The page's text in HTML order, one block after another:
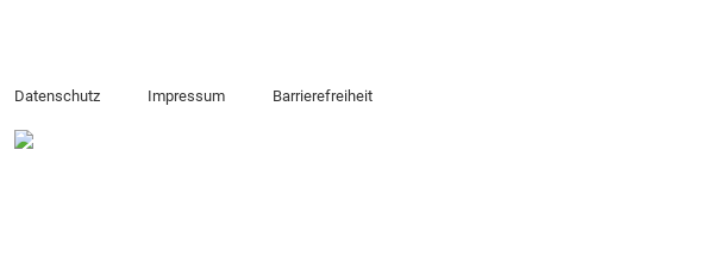
Datenschutz Impressum Barrierefreiheit